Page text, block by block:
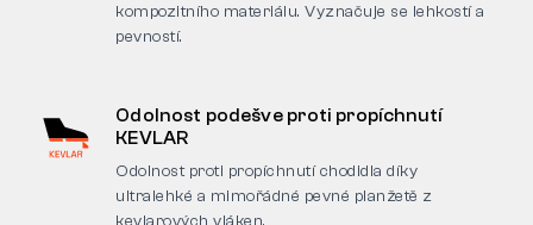
kompozitního materiálu. Vyznačuje se lehkostí a
pevností.
Odolnost podešve proti propíchnutí
KEVLAR
Odolnost proti propíchnutí chodidla díky
ultralehké a mimořádné pevné planžetě z